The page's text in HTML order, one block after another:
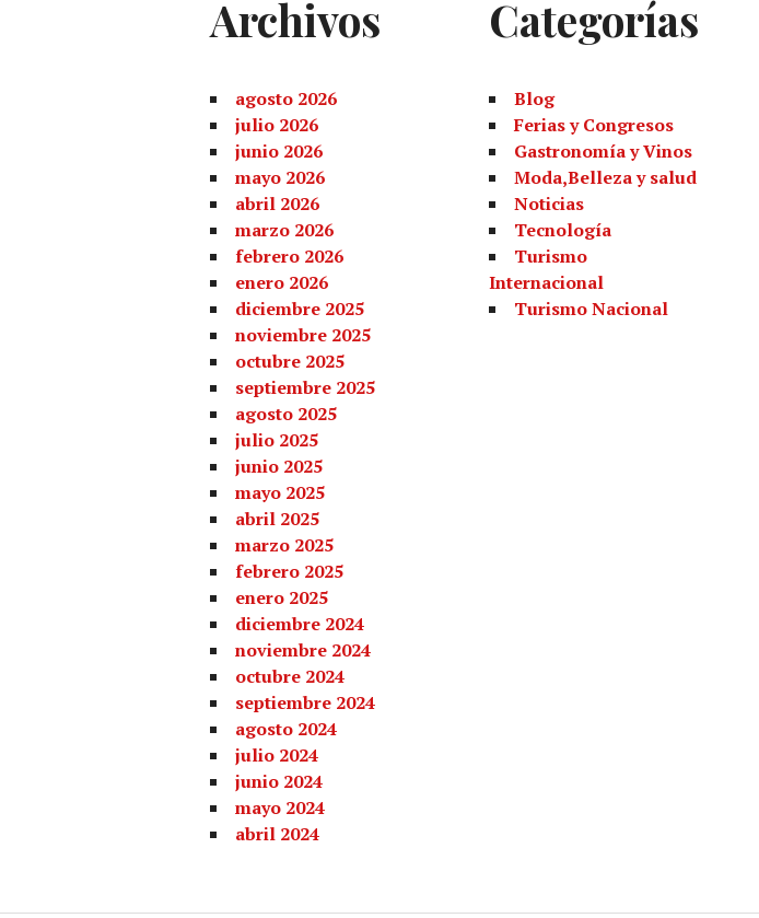
Archivos
agosto 2026
julio 2026
junio 2026
mayo 2026
abril 2026
marzo 2026
febrero 2026
enero 2026
diciembre 2025
noviembre 2025
octubre 2025
septiembre 2025
agosto 2025
julio 2025
junio 2025
mayo 2025
abril 2025
marzo 2025
febrero 2025
enero 2025
diciembre 2024
noviembre 2024
octubre 2024
septiembre 2024
agosto 2024
julio 2024
junio 2024
mayo 2024
abril 2024
Categorías
Blog
Ferias y Congresos
Gastronomía y Vinos
Moda,Belleza y salud
Noticias
Tecnología
Turismo
Internacional
Turismo Nacional